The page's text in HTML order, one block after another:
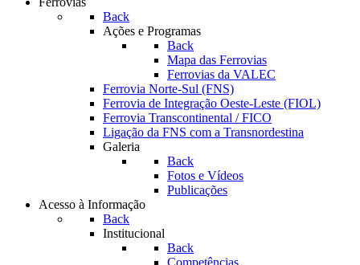
Back
Ações e Programas
Back
Mapa das Ferrovias
Ferrovias da VALEC
Ferrovia Norte-Sul (FNS)
Ferrovia de Integração Oeste-Leste (FIOL)
Ferrovia Transcontinental / FICO
Ligação da FNS com a Transnordestina
Galeria
Back
Fotos e Vídeos
Publicações
Acesso à Informação
Back
Institucional
Back
Competências